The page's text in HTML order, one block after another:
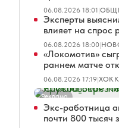
06.08.2026 18:01|
Эксперты
влияет на спрос
06.08.2026 18:00|
«Локомотив»
раннем матче
06.08.2026 17:19|
Реклама
Экс-работница
почти 800 тысяч